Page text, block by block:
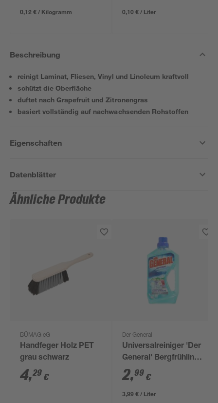
0,12 € / Kilogramm 0,10 € / Liter
Beschreibung
reinigt Laminat, Fliesen, Vinyl und Linoleum kraftvoll
schützt die Oberfläche
duftet nach Grapefruit und Zitronengras
basiert vollständig auf nachwachsenden Rohstoffen
Eigenschaften
Datenblätter
Ähnliche Produkte
BÜMAG eG
Handfeger Holz PET
grau schwarz
4,29 €
Der General
Universalreiniger 'Der
General' Bergfrühling
750 ml
2,99 €
3,99 € / Liter